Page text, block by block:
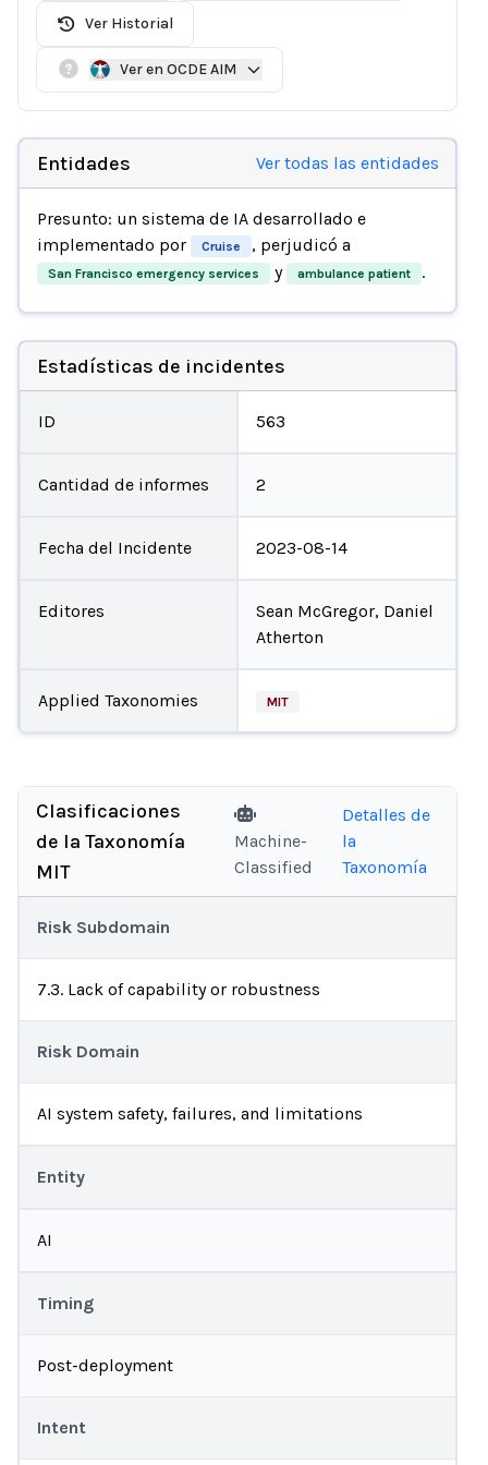
Ver Historial
Ver en OCDE AIM
Entidades Ver todas las entidades
Presunto: un sistema de IA desarrollado e
implementado por
Cruise , perjudicó a
San Francisco emergency services y ambulance patient .
Estadísticas de incidentes
ID 563
Cantidad de informes 2
Fecha del Incidente 2023-08-14
Editores
Sean McGregor, Daniel
Atherton
Applied Taxonomies MIT
Clasificaciones
de la Taxonomía
MIT
Machine-
Classified
Detalles de
la
Taxonomía
Risk Subdomain
7.3. Lack of capability or robustness
Risk Domain
AI system safety, failures, and limitations
Entity
AI
Timing
Post-deployment
Intent